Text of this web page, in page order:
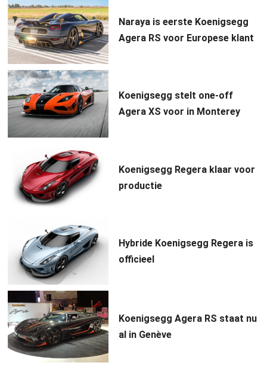
Naraya is eerste Koenigsegg
Agera RS voor Europese klant
Koenigsegg stelt one-off
Agera XS voor in Monterey
Koenigsegg Regera klaar voor
productie
Hybride Koenigsegg Regera is
officieel
Koenigsegg Agera RS staat nu
al in Genève